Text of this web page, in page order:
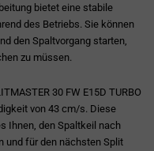
bietet eine stabile
des Betriebs. Sie können
den Spaltvorgang starten,
zu müssen.
30 FW E15D TURBO
von 43 cm/s. Diese
Ihnen, den Spaltkeil nach
und für den nächsten Split